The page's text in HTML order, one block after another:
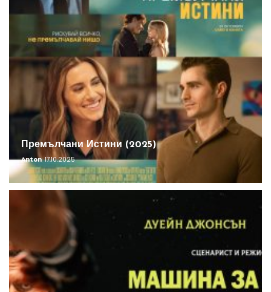
Премълчани Истини (2025)
Anton 17.10.2025